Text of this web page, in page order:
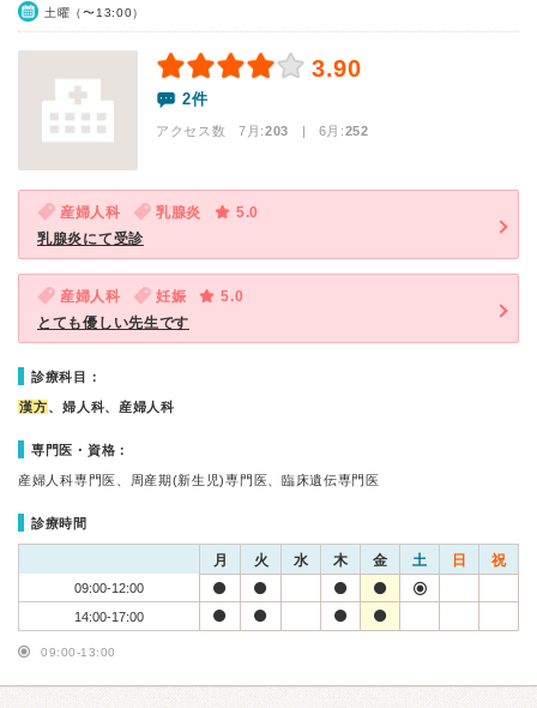
土曜（〜13:00）
3.90
2件
アクセス数 7月:203 | 6月:252
産婦人科 乳腺炎
5.0
乳腺炎にて受診
産婦人科 妊娠
5.0
とても優しい先生です
診療科目：
漢方、婦人科、産婦人科
専門医・資格：
産婦人科専門医、周産期(新生児)専門医、臨床遺伝専門医
診療時間
月 火 水 木 金 土 日 祝
09:00-12:00
14:00-17:00
09:00-13:00